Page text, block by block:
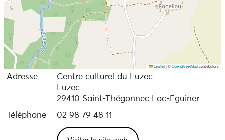
Leaflet |©OpenStreetMapcontributors
Adresse
Centre culturel du Luzec
Luzec
29410 Saint-Thégonnec Loc-Eguiner
Téléphone
02 98 79 48 11